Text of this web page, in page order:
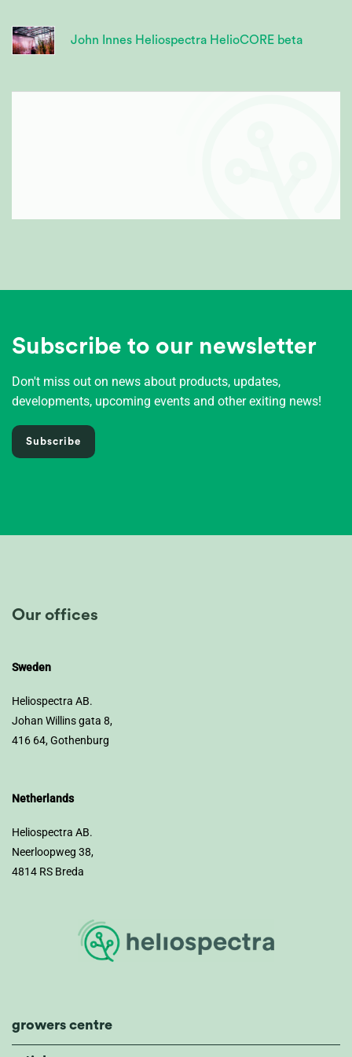
John Innes Heliospectra HelioCORE beta
Subscribe to our newsletter
Don't miss out on news about products, updates,
developments, upcoming events and other exiting news!
Subscribe
Our offices
Sweden
Heliospectra AB.
Johan Willins gata 8,
416 64, Gothenburg
Netherlands
Heliospectra AB.
Neerloopweg 38,
4814 RS Breda
growers centre